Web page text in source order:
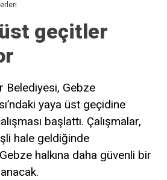
üst geçitler
Belediyesi, Gebze
yaya üst geçidine
başlattı. Çalışmalar,
hale geldiğinde
halkına daha güvenli bir